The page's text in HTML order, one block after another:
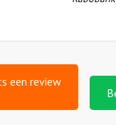
een review